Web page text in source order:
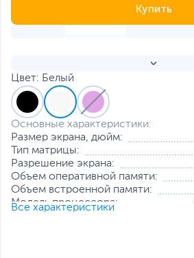
Цвет: Белый
Основные характеристики:
Размер экрана, дюйм:
Тип матрицы:
Разрешение экрана:
Объем оперативной памяти:
Объем встроенной памяти:
Модель процессора:
Все характеристики
Купить